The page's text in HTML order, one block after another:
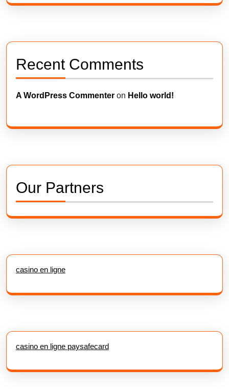
Recent Comments
A WordPress Commenter on Hello world!
Our Partners
casino en ligne
casino en ligne paysafecard